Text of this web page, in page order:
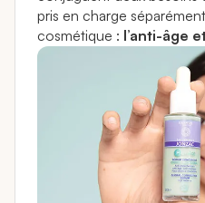
pris en charge
cosmétique : l’anti-âge